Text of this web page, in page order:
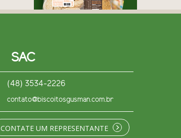
SAC
(48) 3534-2226
contato@biscoitosgusman.com.br
CONTATE UM REPRESENTANTE